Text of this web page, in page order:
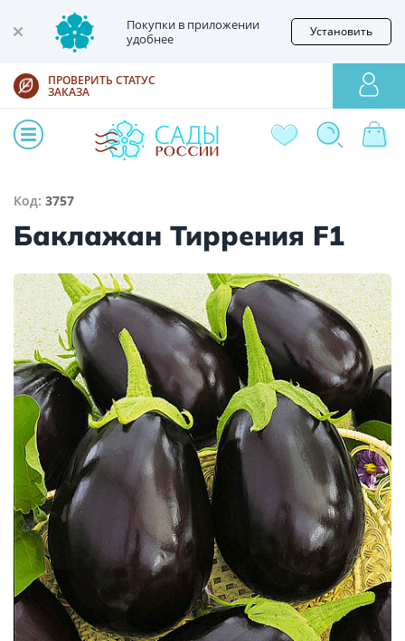
Покупки в приложении
удобнее
Установить
ПРОВЕРИТЬ СТАТУС
ЗАКАЗА
Код: 3757
Баклажан Тиррения F1